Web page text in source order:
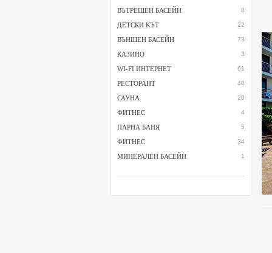
ВЪТРЕШЕН БАСЕЙН 8
ДЕТСКИ КЪТ 22
ВЪНШЕН БАСЕЙН 73
КАЗИНО 3
WI-FI ИНТЕРНЕТ 61
РЕСТОРАНТ 48
САУНА 20
ФИТНЕС 4
ПАРНА БАНЯ 5
ФИТНЕС 34
МИНЕРАЛЕН БАСЕЙН 1